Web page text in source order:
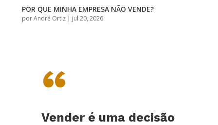
POR QUE MINHA EMPRESA NÃO VENDE?
porAndré Ortiz| jul 20, 2026
“
Vender é uma decisão